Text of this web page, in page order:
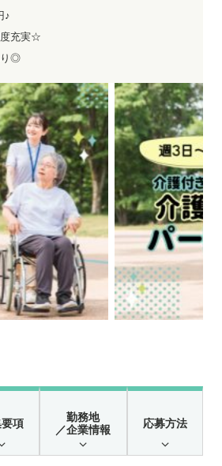
♪
度充実☆
り◎
項
勤務地
／企業情報
応募方法